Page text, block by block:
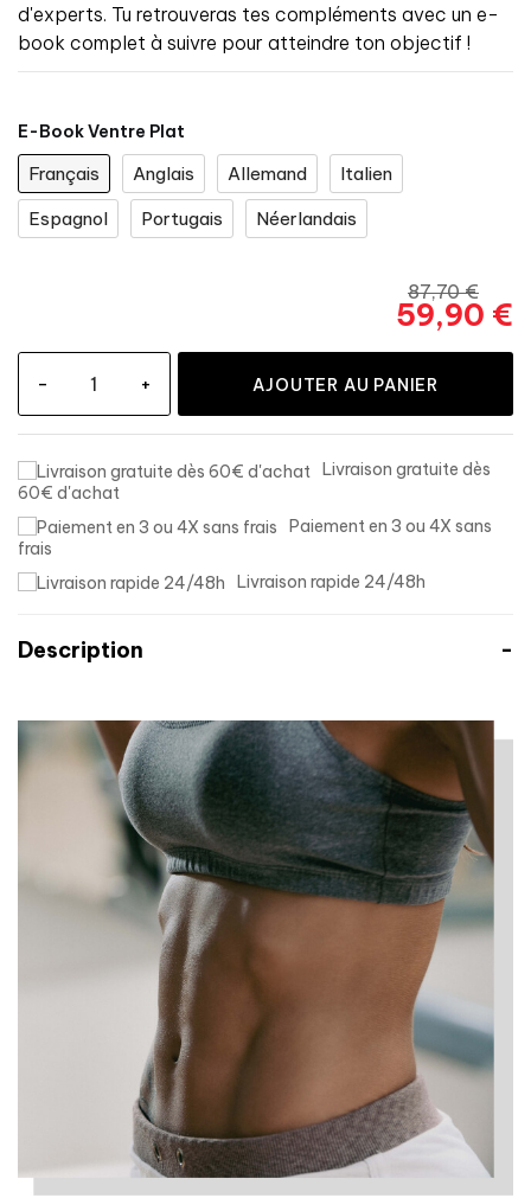
d'experts. Tu retrouveras tes compléments avec un e-
book complet à suivre pour atteindre ton objectif !
E-Book Ventre Plat
Français Anglais Allemand
Italien
Espagnol
Portugais Néerlandais
87,70 €
59,90 €
- + AJOUTER AU PANIER
Livraison gratuite dès
60€ d'achat
Paiement en 3 ou 4X sans
frais
Livraison rapide 24/48h
Description